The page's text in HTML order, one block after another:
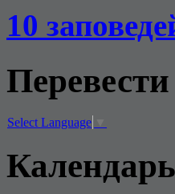
10
Перевести
Select Language
Календарь